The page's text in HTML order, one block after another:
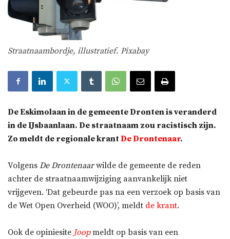
Straatnaambordje, illustratief. Pixabay
De Eskimolaan in de gemeente Dronten is veranderd
in de IJsbaanlaan. De straatnaam zou racistisch zijn.
Zo meldt de regionale krantDe Drontenaar.
Volgens De Drontenaarwilde de gemeente de reden
achter de straatnaamwijziging aanvankelijk niet
vrijgeven. ‘Dat gebeurde pas na een verzoek op basis van
de Wet Open Overheid (WOO)’, meldt de krant.
Ook de opiniesite Joopmeldt op basis van een